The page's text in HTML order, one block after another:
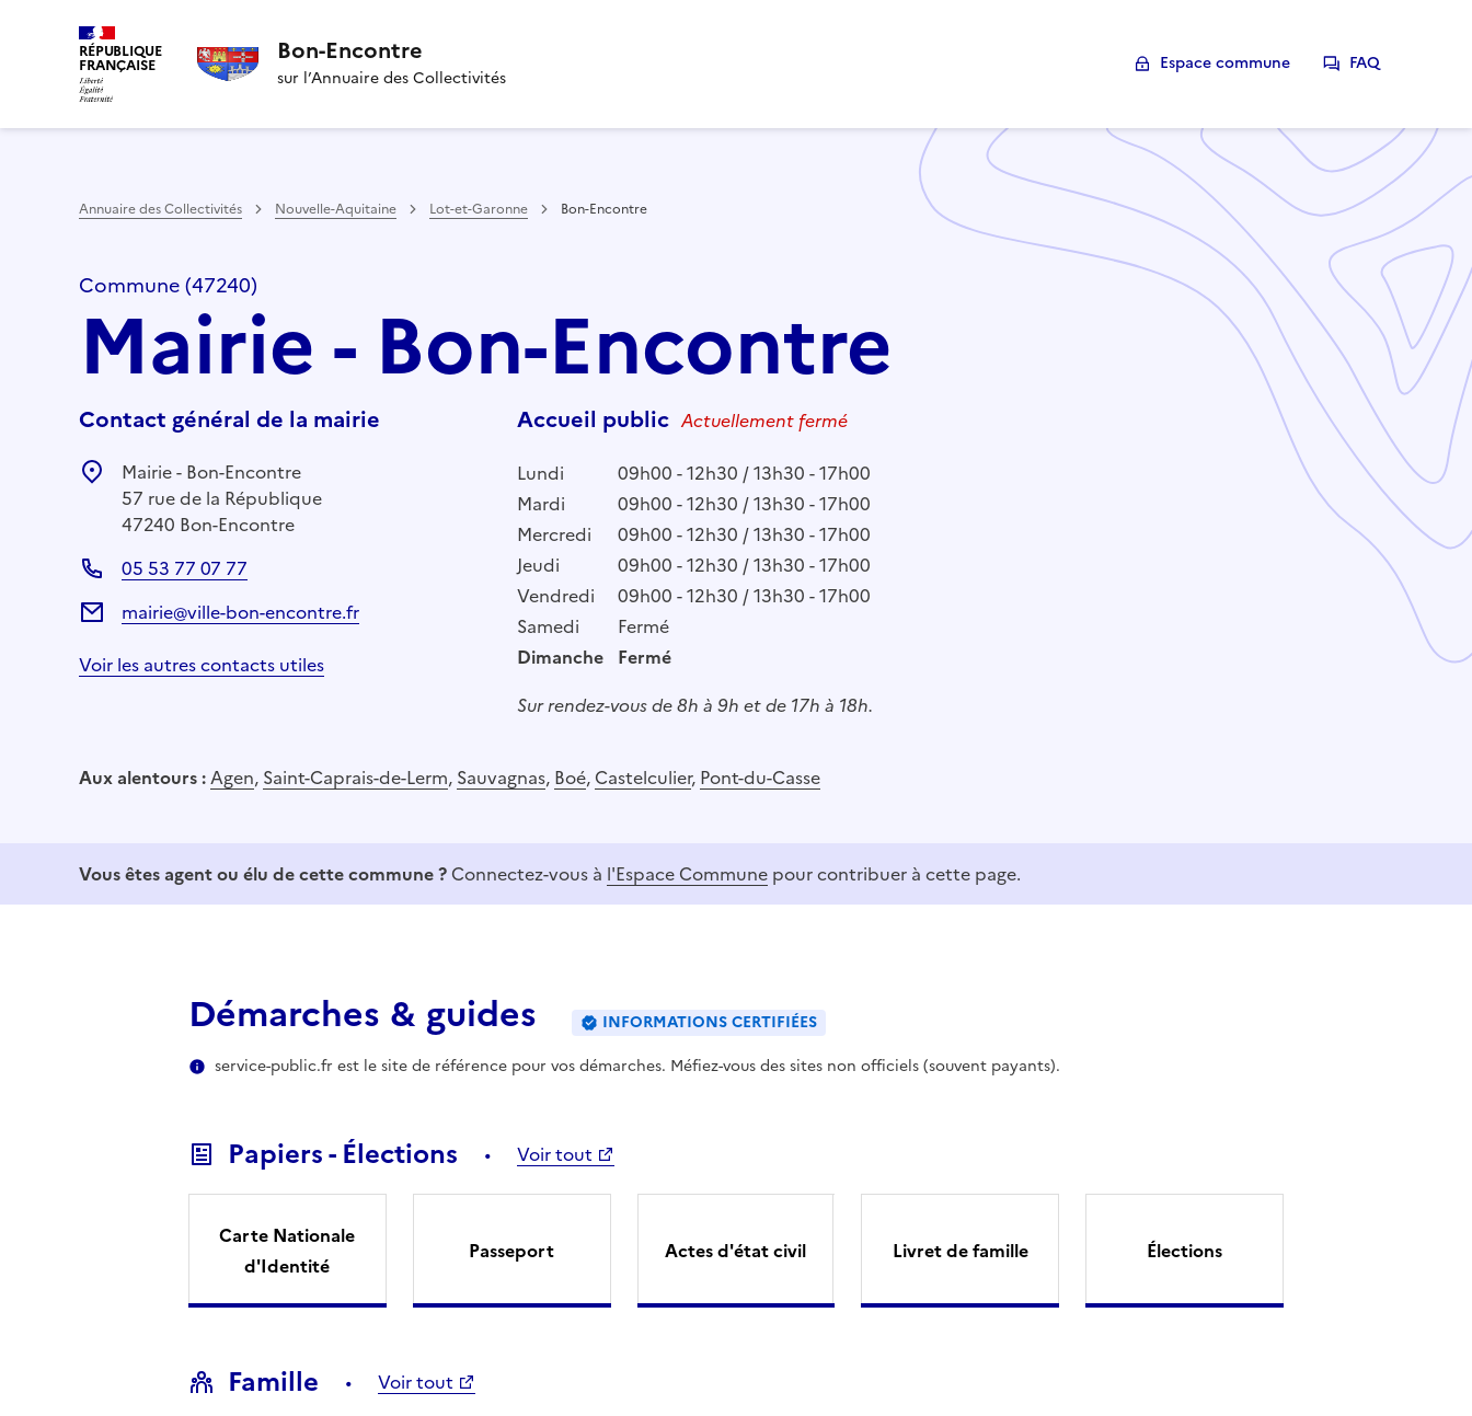
RÉPUBLIQUE
FRANÇAISE Bon-Encontre
sur l’Annuaire des Collectivités
Espace commune FAQ
Annuaire des Collectivités Nouvelle-Aquitaine Lot-et-Garonne Bon-Encontre
Commune (47240)
Mairie - Bon-Encontre
Contact général de la mairie
Mairie - Bon-Encontre
57 rue de la République
47240 Bon-Encontre
05 53 77 07 77
mairie@ville-bon-encontre.fr
Voir les autres contacts utiles
Accueil public Actuellement fermé
Lundi
09h00 - 12h30 / 13h30 - 17h00
Mardi
09h00 - 12h30 / 13h30 - 17h00
Mercredi
09h00 - 12h30 / 13h30 - 17h00
Jeudi
09h00 - 12h30 / 13h30 - 17h00
Vendredi
09h00 - 12h30 / 13h30 - 17h00
Samedi
Fermé
Dimanche Fermé
Sur rendez-vous de 8h à 9h et de 17h à 18h.
Aux alentours :Agen, Saint-Caprais-de-Lerm, Sauvagnas, Boé, Castelculier, Pont-du-Casse
Vous êtes agent ou élu de cette commune ? Connectez-vous à l'Espace Commune pour contribuer à cette page.
Démarches & guides
INFORMATIONS CERTIFIÉES
service-public.fr est le site de référence pour vos démarches. Méfiez-vous des sites non officiels (souvent payants).
Papiers - Élections Voir tout
Carte Nationale
d'Identité
Passeport Actes d'état civil Livret de famille Élections
Famille Voir tout